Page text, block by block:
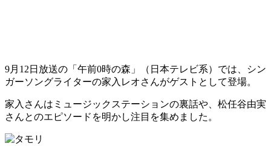
9月12日放送の「午前0時の森」（日本テレビ系）では、シン
ガーソングライターの家入レオさんがゲストとして登場。
家入さんはミュージックステーションの裏話や、松任谷由実
さんとのエピソードを明かし注目を集めました。